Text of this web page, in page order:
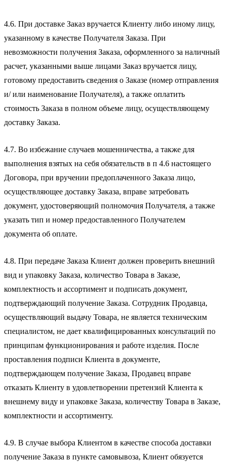
4.6. При доставке Заказ вручается Клиенту либо иному лицу,
указанному в качестве Получателя Заказа. При
невозможности получения Заказа, оформленного за наличный
расчет, указанными выше лицами Заказ вручается лицу,
готовому предоставить сведения о Заказе (номер отправления
и/ или наименование Получателя), а также оплатить
стоимость Заказа в полном объеме лицу, осуществляющему
доставку Заказа.
4.7. Во избежание случаев мошенничества, а также для
выполнения взятых на себя обязательств в п 4.6 настоящего
Договора, при вручении предоплаченного Заказа лицо,
осуществляющее доставку Заказа, вправе затребовать
документ, удостоверяющий полномочия Получателя, а также
указать тип и номер предоставленного Получателем
документа об оплате.
4.8. При передаче Заказа Клиент должен проверить внешний
вид и упаковку Заказа, количество Товара в Заказе,
комплектность и ассортимент и подписать документ,
подтверждающий получение Заказа. Сотрудник Продавца,
осуществляющий выдачу Товара, не является техническим
специалистом, не дает квалифицированных консультаций по
принципам функционирования и работе изделия. После
проставления подписи Клиента в документе,
подтверждающем получение Заказа, Продавец вправе
отказать Клиенту в удовлетворении претензий Клиента к
внешнему виду и упаковке Заказа, количеству Товара в Заказе,
комплектности и ассортименту.
4.9. В случае выбора Клиентом в качестве способа доставки
получение Заказа в пункте самовывоза, Клиент обязуется